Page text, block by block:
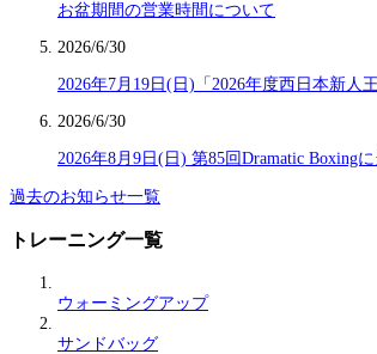
お盆期間の営業時間について
2026/6/30
2026年7月19日(日)「2026年度西日本新人
2026/6/30
2026年8月9日(日) 第85回Dramatic Boxing
過去のお知らせ一覧
トレーニング一覧
ウォーミングアップ
サンドバッグ